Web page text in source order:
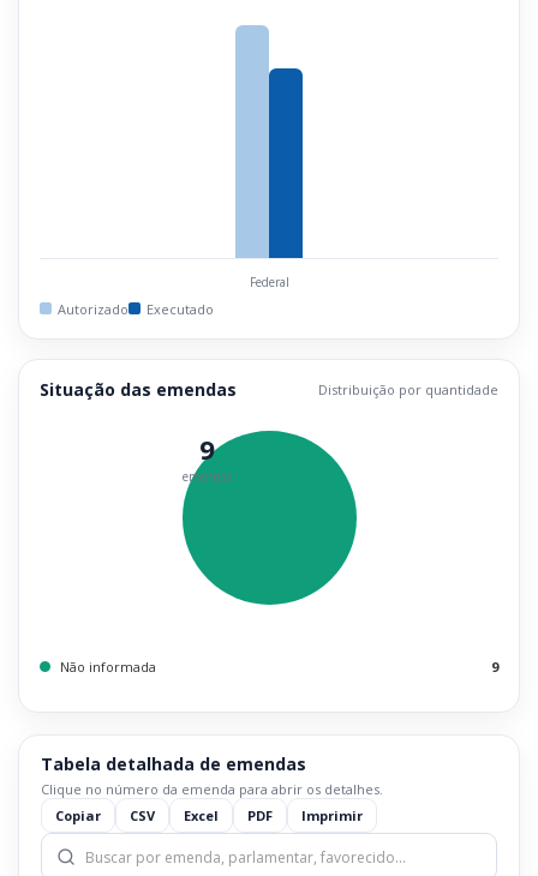
Federal
Autorizado Executado
Situação das emendas Distribuição por quantidade
9
emendas
Não informada 9
Tabela detalhada de emendas
Clique no número da emenda para abrir os detalhes.
Copiar
CSV Excel PDF Imprimir